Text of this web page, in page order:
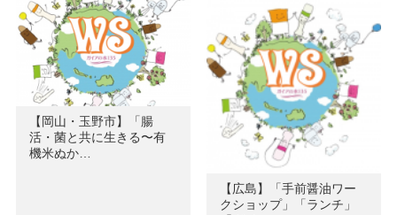
【岡山・玉野市】「腸
活・菌と共に生きる〜有
機米ぬか…
【広島】「手前醤油ワー
クショップ」「ランチ」